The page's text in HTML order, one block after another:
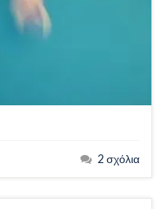
2 σχόλια